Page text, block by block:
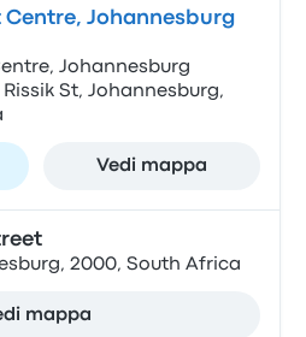
Centre, Johannesburg
Johannesburg
St, Johannesburg,
Vedi mappa
2000, South Africa
mappa